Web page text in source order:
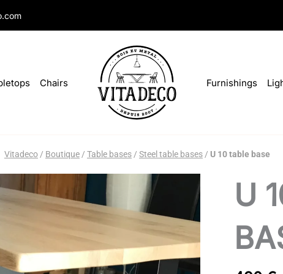
Chairs Furnishings
Vitadeco / Boutique / Table bases / Steel table bases / U 10 table base
U
10